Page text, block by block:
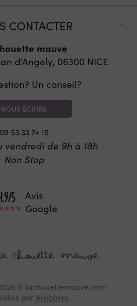
CONTACTER
mauve
d'Angely, 06300 NICE
Un conseil?
NOUS ÉCRIRE
09 53 33 74 15
vendredi de 9h à 18h
Non Stop
Avis
Google
© lachouettemauve.com
parArobases